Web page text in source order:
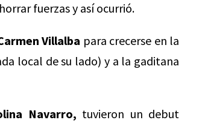
fuerzas y así ocurrió.
Villalba para crecerse en la
local de su lado) y a la gaditana
Navarro, tuvieron un debut